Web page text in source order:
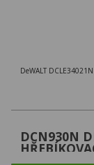
DeWALT
DCN930N